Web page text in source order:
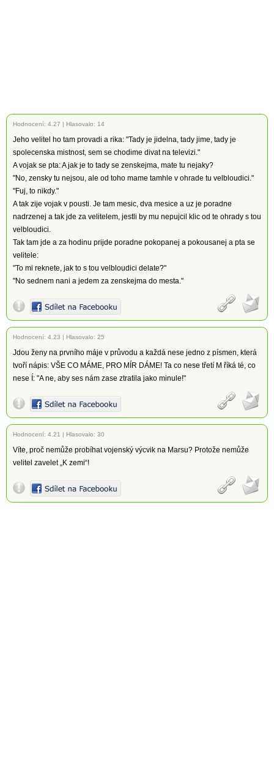
Hodnocení: 4.27 | Hlasovalo: 14
Jeho velitel ho tam provadi a rika: "Tady je jidelna, tady jime, tady je
spolecenska mistnost, sem se chodime divat na televizi."
A vojak se pta: A jak je to tady se zenskejma, mate tu nejaky?
"No, zensky tu nejsou, ale od toho mame tamhle v ohrade tu velbloudici."
"Fuj, to nikdy."
A tak zije vojak v pousti. Je tam mesic, dva mesice a uz je poradne
nadrzenej a tak jde za velitelem, jestli by mu nepujcil klic od te ohrady s tou
velbloudici.
Tak tam jde a za hodinu prijde poradne pokopanej a pokousanej a pta se
velitele:
"To mi reknete, jak to s tou velbloudici delate?"
"No sednem nani a jedem za zenskejma do mesta."
Hodnocení: 4.23 | Hlasovalo: 25
Jdou ženy na prvního máje v průvodu a každá nese jedno z písmen, která
tvoří nápis: VŠE CO MÁME, PRO MÍR DÁME! Ta co nese třetí M říká té, co
nese Í: "A ne, aby ses nám zase ztratila jako minule!"
Hodnocení: 4.21 | Hlasovalo: 30
Víte, proč nemůže probíhat vojenský výcvik na Marsu? Protože nemůže
velitel zavelet „K zemi“!